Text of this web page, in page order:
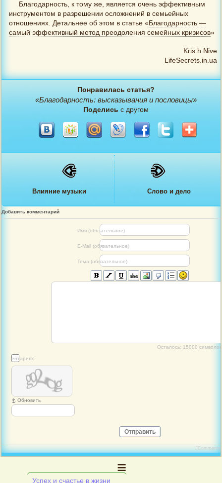
Благодарность, к тому же, является очень эффективным
инструментом в разрешении осложнений в семьейных
отношениях. Детальнее об этом в статье « Благодарность —
самый эффективный метод преодоления семейных кризисов»
Kris.h.Nive
LifeSecrets.in.ua
Понравилась статья?
«Благодарность: высказывания и пословицы»
Поделись с другом
Влияние музыки Слово и дело
Добавить комментарий
Имя (обязательное)
E-Mail (обязательное)
Тема (обязательное)
Осталось: 15000 символов
Обновить
Отправить
JComments
≡
Успех и счастье в жизни